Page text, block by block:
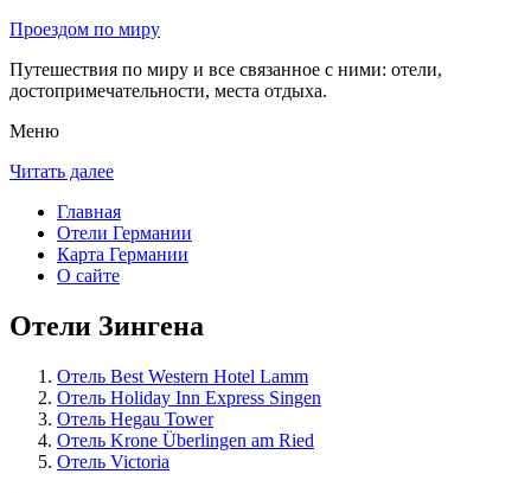
Проездом по миру
Путешествия по миру и все связанное с ними: отели,
достопримечательности, места отдыха.
Меню
Читать далее
Главная
Отели Германии
Карта Германии
О сайте
Отели Зингена
Отель Best Western Hotel Lamm
Отель Holiday Inn Express Singen
Отель Hegau Tower
Отель Krone Überlingen am Ried
Отель Victoria